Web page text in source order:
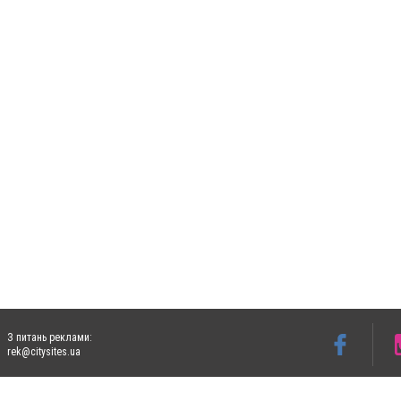
З питань реклами:
rek@citysites.ua